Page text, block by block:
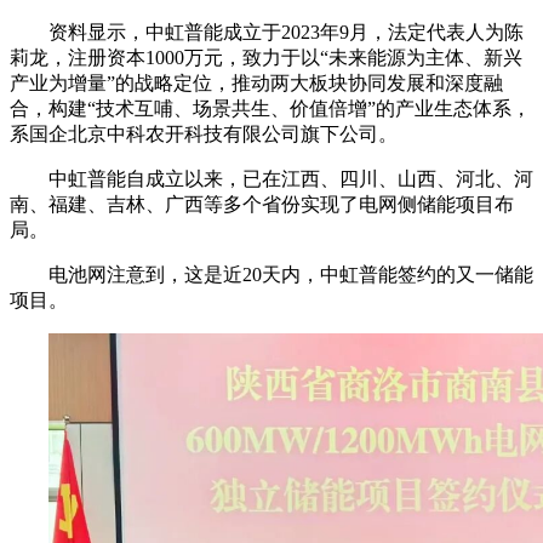
资料显示，中虹普能成立于2023年9月，法定代表人为陈
莉龙，注册资本1000万元，致力于以“未来能源为主体、新兴
产业为增量”的战略定位，推动两大板块协同发展和深度融
合，构建“技术互哺、场景共生、价值倍增”的产业生态体系，
系国企北京中科农开科技有限公司旗下公司。
中虹普能自成立以来，已在江西、四川、山西、河北、河
南、福建、吉林、广西等多个省份实现了电网侧储能项目布
局。
电池网注意到，这是近20天内，中虹普能签约的又一储能
项目。